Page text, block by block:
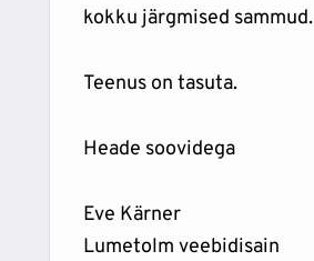
kokku järgmised sammud.
Teenus on tasuta.
Heade soovidega
Eve Kärner
Lumetolm veebidisain